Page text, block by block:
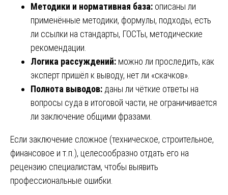
Методики и нормативная база: описаны ли
применённые методики, формулы, подходы, есть
ли ссылки на стандарты, ГОСТы, методические
рекомендации.
Логика рассуждений: можно ли проследить, как
эксперт пришёл к выводу, нет ли «скачков».
Полнота выводов: даны ли чёткие ответы на
вопросы суда в итоговой части, не ограничивается
ли заключение общими фразами.
Если заключение сложное (техническое, строительное,
финансовое и т.п.), целесообразно отдать его на
рецензию специалистам, чтобы выявить
профессиональные ошибки.